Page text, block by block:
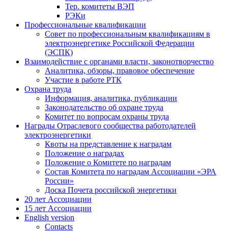
Тер. комитеты ВЭП
РЭКи
Профессиональные квалификации
Совет по профессиональным квалификациям в
электроэнергетике Российской Федерации
(ЭСПК)
Взаимодействие с органами власти, законотворчество
Аналитика, обзоры, правовое обеспечение
Участие в работе РТК
Охрана труда
Информация, аналитика, публикации
Законодательство об охране труда
Комитет по вопросам охраны труда
Награды Отраслевого сообщества работодателей
электроэнергетики
Квоты на представление к наградам
Положение о наградах
Положение о Комитете по наградам
Состав Комитета по наградам Ассоциации «ЭРА
России»
Доска Почета российской энергетики
20 лет Ассоциации
15 лет Ассоциации
English version
Contacts